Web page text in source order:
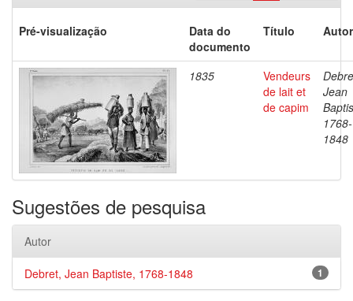
Pré-visualização
Data do
documento
Título
1835
Vendeurs
de lait et
de capim
Jean
1768-
1848
Sugestões de pesquisa
Autor
1
Debret, Jean Baptiste, 1768-1848